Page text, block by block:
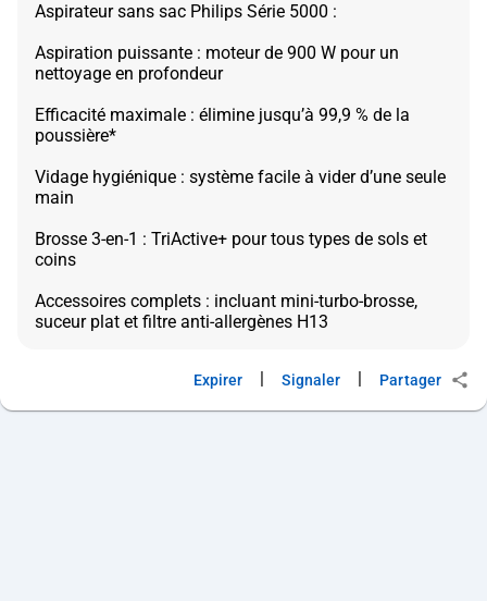
Aspirateur sans sac Philips Série 5000 :
Aspiration puissante : moteur de 900 W pour un
nettoyage en profondeur
Efficacité maximale : élimine jusqu’à 99,9 % de la
poussière*
Vidage hygiénique : système facile à vider d’une seule
main
Brosse 3-en-1 : TriActive+ pour tous types de sols et
coins
Accessoires complets : incluant mini-turbo-brosse,
Expirer Signaler Partager